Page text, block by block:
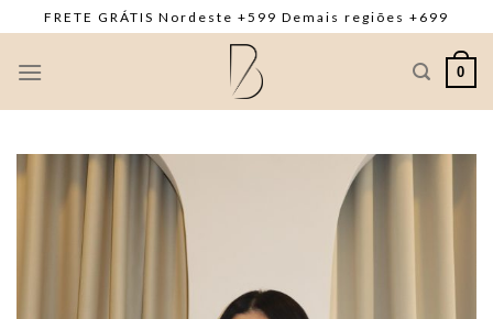
to
content
FRETE GRÁTIS Nordeste +599 Demais regiões +699
0